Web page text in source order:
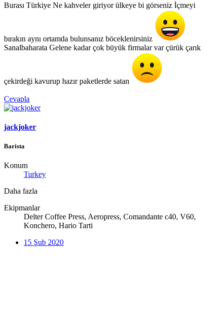
Burası Türkiye Ne kahveler giriyor ülkeye bi görseniz İçmeyi
bırakın aynı ortamda bulunsanız böceklenirsiniz
Sanalbaharata Gelene kadar çok büyük firmalar var çürük çarık
çekirdeği kavurup hazır paketlerde satan
Cevapla
jackjoker
Barista
Konum
Turkey
Daha fazla
Ekipmanlar
Delter Coffee Press, Aeropress, Comandante c40, V60,
Konchero, Hario Tarti
15 Şub 2020